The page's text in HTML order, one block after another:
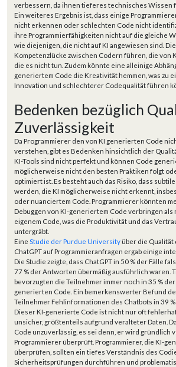
verbessern, da ihnen tieferes technisches Wissen
Ein weiteres Ergebnis ist, dass einige
nicht erkennen oder schlechten Code nicht
ihre Programmierfähigkeiten nicht auf die gleiche
wie diejenigen, die nicht auf KI angewiesen sind.
Kompetenzlücke zwischen Codern führen, die von
die es nicht tun. Zudem könnte eine alleinige
generiertem Code die Kreativität hemmen, was zu
Innovation und schlechterer Codequalität führen
Bedenken bezüglich
Zuverlässigkeit
Da Programmierer den von KI generierten Code
verstehen, gibt es Bedenken hinsichtlich der
KI-Tools sind nicht perfekt und können Code
möglicherweise nicht den besten Praktiken folgt
optimiert ist. Es besteht auch das Risiko, dass
werden, die KI möglicherweise nicht erkennt,
oder nuanciertem Code. Programmierer könnten
Debuggen von KI-generiertem Code verbringen als
eigenem Code, was die Produktivität und das
untergräbt.
Eine Studie der Purdue Universityüber die
ChatGPT auf Programmieranfragen ergab einige
Die Studie zeigte, dass ChatGPT in 50 % der Fälle
77 % der Antworten übermäßig ausführlich waren.
bevorzugten die Teilnehmer immer noch in 35 %
generierten Code. Ein bemerkenswerter Befund
Teilnehmer Fehlinformationen des Chatbots in 39
Dieser KI-generierte Code ist nicht nur oft
unsicher, größtenteils aufgrund veralteter Daten.
Code unzuverlässig, es sei denn, er wird gründlich
Programmierer überprüft. Programmierer, die KI-
überprüfen, sollten ein tiefes Verständnis des
Sicherheitsprüfungen durchführen und